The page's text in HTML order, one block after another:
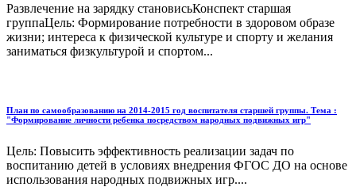
Развлечение на зарядку становисьКонспект старшая
группаЦель: Формирование потребности в здоровом образе
жизни; интереса к физической культуре и спорту и желания
заниматься физкультурой и спортом...
План по самообразованию на 2014-2015 год воспитателя старшей группы. Тема :
"Формирование личности ребенка посредством народных подвижных игр"
Цель: Повысить эффективность реализации задач по
воспитанию детей в условиях внедрения ФГОС ДО на основе
использования народных подвижных игр....